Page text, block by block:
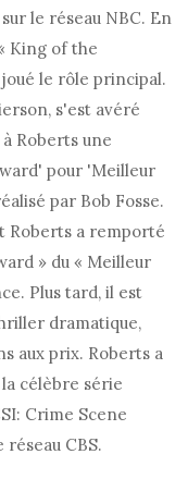
le réseau NBC. En
King of the
joué le rôle principal.
s'est avéré
Roberts une
pour 'Meilleur
par Bob Fosse.
Roberts a remporté
» du « Meilleur
Plus tard, il est
dramatique,
aux prix. Roberts a
célèbre série
Crime Scene
CBS.